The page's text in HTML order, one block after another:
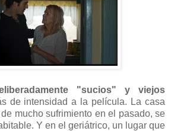
"sucios" y viejos
de intensidad a la película. La casa
mucho sufrimiento en el pasado, se
Y en el geriátrico, un lugar que